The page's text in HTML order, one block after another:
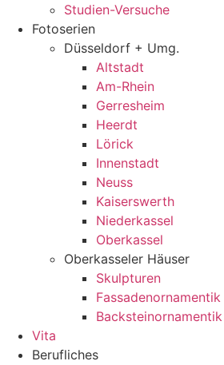
Studien-Versuche
Fotoserien
Düsseldorf + Umg.
Altstadt
Am-Rhein
Gerresheim
Heerdt
Lörick
Innenstadt
Neuss
Kaiserswerth
Niederkassel
Oberkassel
Oberkasseler Häuser
Skulpturen
Fassadenornamentik
Backsteinornamentik
Vita
Berufliches